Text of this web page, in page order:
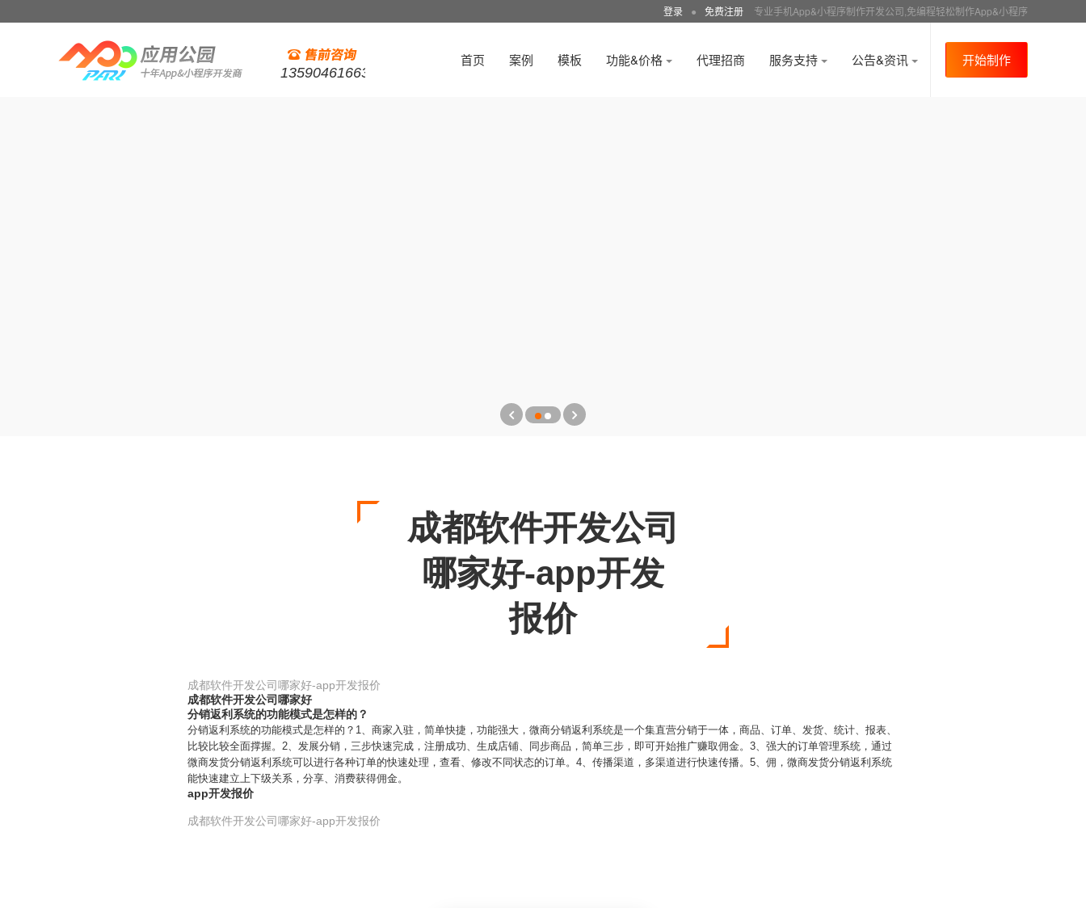
登录 ● 免费注册 专业手机App&小程序制作开发公司,免编程轻松制作App&小程序
13590461663
首页 案例 模板 功能&价格 代理招商 服务支持 公告&资讯 开始制作
成都软件开发公司
哪家好-app开发
报价
成都软件开发公司哪家好-app开发报价
成都软件开发公司哪家好
分销返利系统的功能模式是怎样的？
分销返利系统的功能模式是怎样的？1、商家入驻，简单快捷，功能强大，微商分销返利系统是一个集直营分销于一体，商品、订单、发货、统计、报表、
比较比较全面撑握。2、发展分销，三步快速完成，注册成功、生成店铺、同步商品，简单三步，即可开始推广赚取佣金。3、强大的订单管理系统，通过
微商发货分销返利系统可以进行各种订单的快速处理，查看、修改不同状态的订单。4、传播渠道，多渠道进行快速传播。5、佣，微商发货分销返利系统
能快速建立上下级关系，分享、消费获得佣金。
app开发报价
成都软件开发公司哪家好-app开发报价